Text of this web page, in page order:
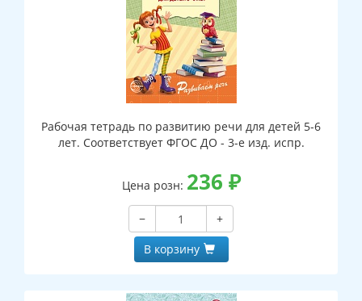
Рабочая тетрадь по развитию речи для детей 5-6
лет. Соответствует ФГОС ДО - 3-е изд. испр.
Цена розн: 236 ₽
−
+
В корзину